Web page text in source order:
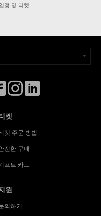
정 및 티켓
켓
켓 주문 방법
전한 구매
프트 카드
원
의하기